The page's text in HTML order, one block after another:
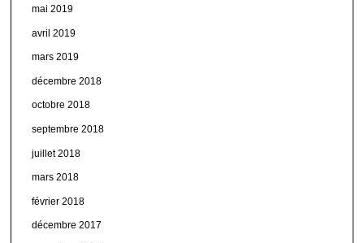
mai 2019
avril 2019
mars 2019
décembre 2018
octobre 2018
septembre 2018
juillet 2018
mars 2018
février 2018
décembre 2017